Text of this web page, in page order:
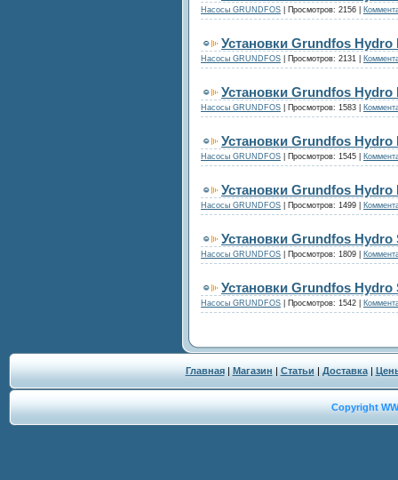
Насосы GRUNDFOS Просмотров: 2156
Установки Grundfos Hydro
Насосы GRUNDFOS Просмотров: 2131
Установки Grundfos Hydro
Насосы GRUNDFOS Просмотров: 1583
Установки Grundfos Hydro
Насосы GRUNDFOS Просмотров: 1545
Установки Grundfos Hydro
Насосы GRUNDFOS Просмотров: 1499
Установки Grundfos Hydro
Насосы GRUNDFOS Просмотров: 1809
Установки Grundfos Hydro
Насосы GRUNDFOS Просмотров: 1542
Главная| Магазин | Статьи | Доставка|
Copyright